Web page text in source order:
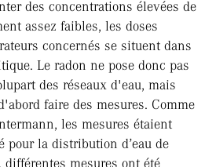
des concentrations élevées de
assez faibles, les doses
concernés se situent dans
Le radon ne pose donc pas
des réseaux d'eau, mais
faire des mesures. Comme
les mesures étaient
pour la distribution d’eau de
différentes mesures ont été